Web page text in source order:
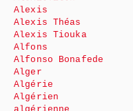
Alexis
Alexis Théas
Alexis Tiouka
Alfons
Alfonso Bonafede
Alger
Algérie
Algérien